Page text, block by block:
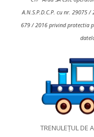
A.N.S.P.D.C.P. cu nr. 29075
679 / 2016 privind protectia
TRENULEȚUL DE